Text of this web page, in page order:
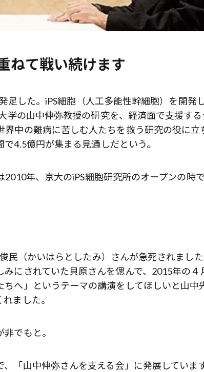
ねて戦い続けます
した。iPS細胞（人工多能性幹細胞）を開発し
学の山中伸弥教授の研究を、経済面で支援す
中の難病に苦しむ人たちを救う研究の役に立
4.5億円が集まる見通しだという。
年、京大のiPS細胞研究所のオープンの時
（かいはらとしたみ）さんが急死されました
にされていた貝原さんを偲んで、2015年の４
へ」というテーマの講演をしてほしいと山中
ました。
でもと。
「山中伸弥さんを支える会」に発展しています